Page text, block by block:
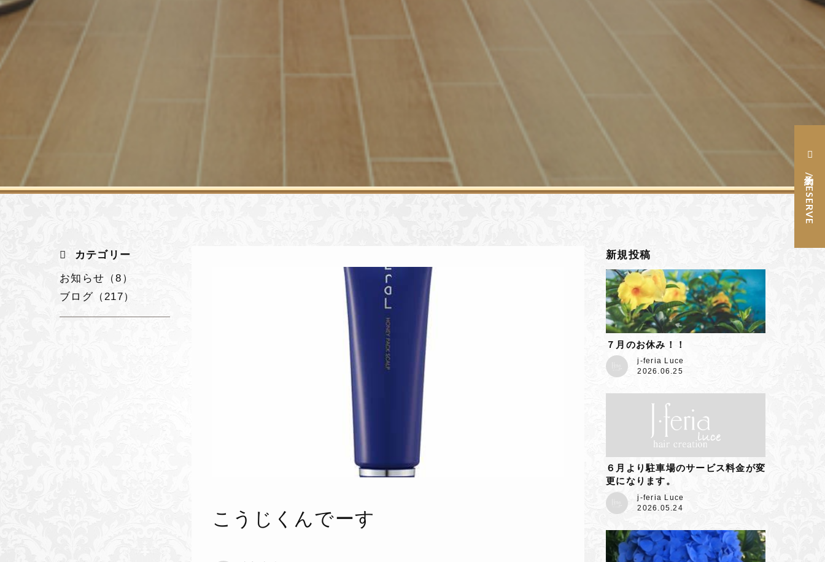
予約 / RESERVE
カテゴリー
お知らせ（8）
ブログ（217）
こうじくんでーす
新規投稿
７月のお休み！！
j-feria Luce
2026.06.25
６月より駐車場のサービス料金が変
更になります。
j-feria Luce
2026.05.24